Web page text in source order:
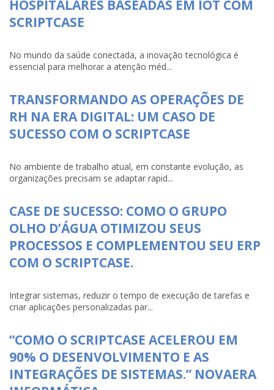
HOSPITALARES BASEADAS EM IOT COM
SCRIPTCASE
No mundo da saúde conectada, a inovação tecnológica é
essencial para melhorar a atenção méd...
TRANSFORMANDO AS OPERAÇÕES DE
RH NA ERA DIGITAL: UM CASO DE
SUCESSO COM O SCRIPTCASE
No ambiente de trabalho atual, em constante evolução, as
organizações precisam se adaptar rapid...
CASE DE SUCESSO: COMO O GRUPO
OLHO D’ÁGUA OTIMIZOU SEUS
PROCESSOS E COMPLEMENTOU SEU ERP
COM O SCRIPTCASE.
Integrar sistemas, reduzir o tempo de execução de tarefas e
criar aplicações personalizadas par...
“COMO O SCRIPTCASE ACELEROU EM
90% O DESENVOLVIMENTO E AS
INTEGRAÇÕES DE SISTEMAS.” NOVAERA